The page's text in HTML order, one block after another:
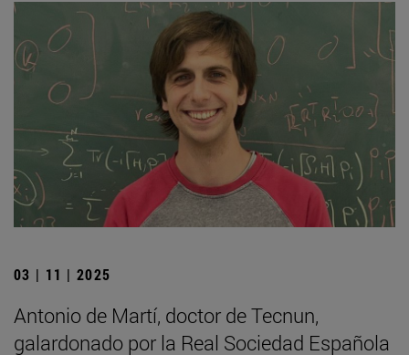
03 | 11 | 2025
Antonio de Martí, doctor de Tecnun,
galardonado por la Real Sociedad Española